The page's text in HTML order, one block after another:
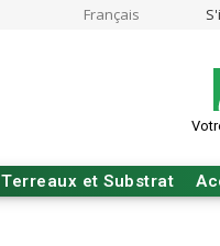
Français
Terreaux et Substrat